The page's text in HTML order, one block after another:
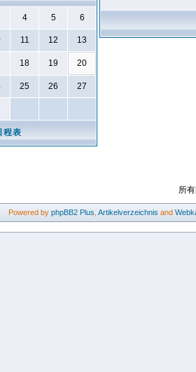
4 5 6
11 12 13
18 19 20
25 26 27
程表
所
Powered by phpBB2 Plus Artikelverzeichnis and